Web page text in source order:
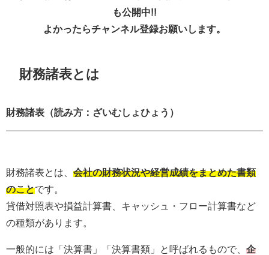
も公開中!!
よかったらチャンネル登録お願いします。
財務諸表とは
財務諸表（読み方：ざいむしょひょう）
財務諸表とは、 会社の財務状況や経営成績をまとめた書類
のことです。
貸借対照表や損益計算書、キャッシュ・フロー計算書など
の種類があります。
一般的には「決算書」「決算書類」と呼ばれるもので、 企